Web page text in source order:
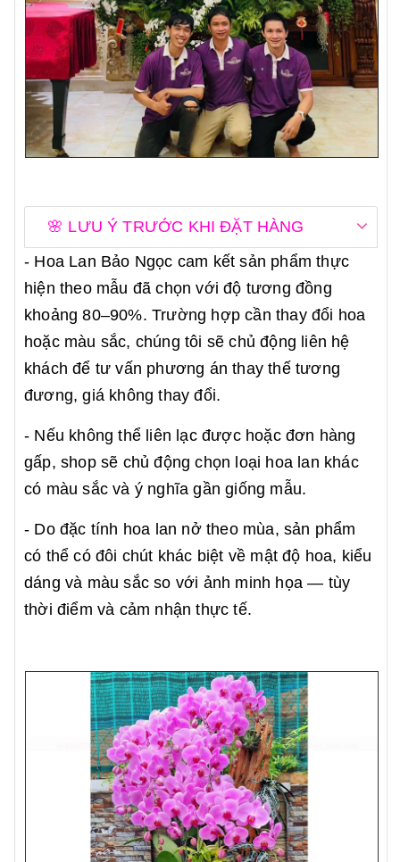
🌸 LƯU Ý TRƯỚC KHI ĐẶT HÀNG
- Hoa Lan Bảo Ngọc cam kết sản phẩm thực
hiện theo mẫu đã chọn với độ tương đồng
khoảng 80–90%. Trường hợp cần thay đổi hoa
hoặc màu sắc, chúng tôi sẽ chủ động liên hệ
khách để tư vấn phương án thay thế tương
đương, giá không thay đổi.
- Nếu không thể liên lạc được hoặc đơn hàng
gấp, shop sẽ chủ động chọn loại hoa lan khác
có màu sắc và ý nghĩa gần giống mẫu.
- Do đặc tính hoa lan nở theo mùa, sản phẩm
có thể có đôi chút khác biệt về mật độ hoa, kiểu
dáng và màu sắc so với ảnh minh họa — tùy
thời điểm và cảm nhận thực tế.